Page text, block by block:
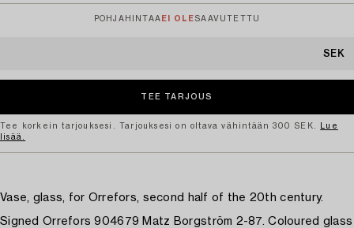
POHJAHINTAA EI OLE SAAVUTETTU
SEK
Tee korkein tarjouksesi. Tarjouksesi on oltava vähintään 300 SEK.
Lue
lisää.
Vase, glass, for Orrefors, second half of the 20th century.
Signed Orrefors 904679 Matz Borgström 2-87. Coloured glass